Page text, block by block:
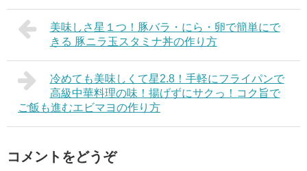
美味しさ星１つ！豚バラ・にら・卵で簡単にで
きる 豚ニラ玉スタミナ丼の作り方
冷めても美味しくて星2.8！手軽にフライパンで
高級中華料理の味！揚げずにサクっ！コク旨で
ご飯も進むエビマヨの作り方
コメントをどうぞ